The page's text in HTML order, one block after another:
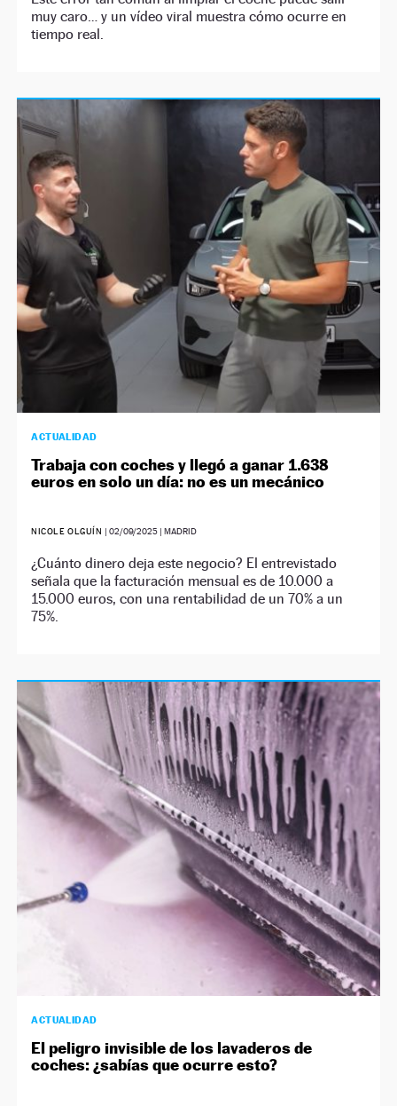
muy caro… y un vídeo viral muestra cómo ocurre en
tiempo real.
ACTUALIDAD
Trabaja con coches y llegó a ganar 1.638
euros en solo un día: no es un mecánico
NICOLE OLGUÍN | 02/09/2025| MADRID
¿Cuánto dinero deja este negocio? El entrevistado
señala que la facturación mensual es de 10.000 a
15.000 euros, con una rentabilidad de un 70% a un
75%.
ACTUALIDAD
El peligro invisible de los lavaderos de
coches: ¿sabías que ocurre esto?